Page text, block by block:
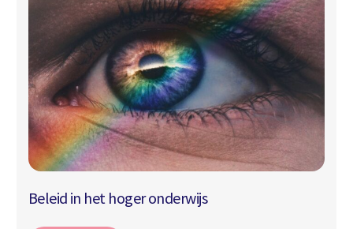
Beleid in het hoger onderwijs